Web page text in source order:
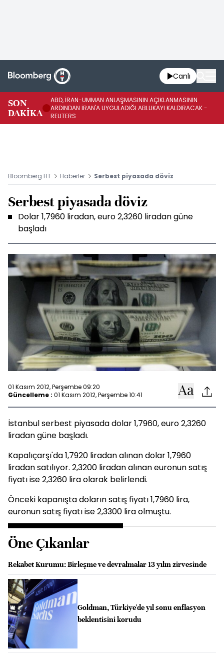
Canlı
SON
DAKİKA
ABD, İRAN-UMMAN ANLAŞMASININ AÇIKLANMASININ
ARDINDAN İRAN'A UYGULADIĞI ABLUKAYI KALDIRACAK -
REUTERS
Bloomberg HT Haberler Serbest piyasada döviz
Serbest piyasada döviz
Dolar 1,7960 liradan, euro 2,3260 liradan güne
başladı
01 Kasım 2012, Perşembe 09:20
Güncelleme : 01 Kasım 2012, Perşembe 10:41
İstanbul serbest piyasada dolar 1,7960, euro 2,3260
liradan güne başladı.
Kapalıçarşı'da 1,7920 liradan alınan dolar 1,7960
liradan satılıyor. 2,3200 liradan alınan euronun satış
fiyatı ise 2,3260 lira olarak belirlendi.
Önceki kapanışta doların satış fiyatı 1,7960 lira,
euronun satış fiyatı ise 2,3300 lira olmuştu.
Öne Çıkanlar
Rekabet Kurumu: Birleşme ve devralmalar 13 yılın zirvesinde
Goldman, Türkiye'de yıl sonu enflasyon
beklentisini korudu